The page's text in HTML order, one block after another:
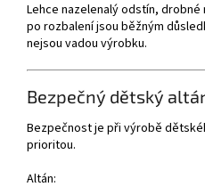
Lehce nazelenalý odstín,
po rozbalení jsou běžným
nejsou vadou výrobku.
Bezpečný dětský
Bezpečnost je při výrobě
prioritou.
Altán: